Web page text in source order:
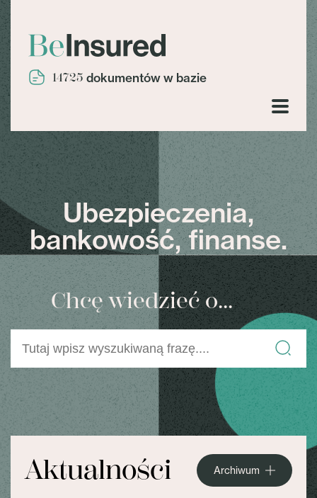
14725 dokumentów w bazie
Ubezpieczenia,
bankowość, finanse.
Chcę wiedzieć o...
Aktualności Archiwum